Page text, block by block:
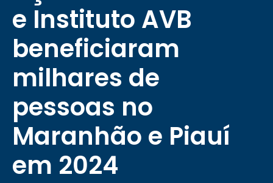
e Instituto AVB
beneficiaram
milhares de
pessoas no
Maranhão e Piauí
em 2024